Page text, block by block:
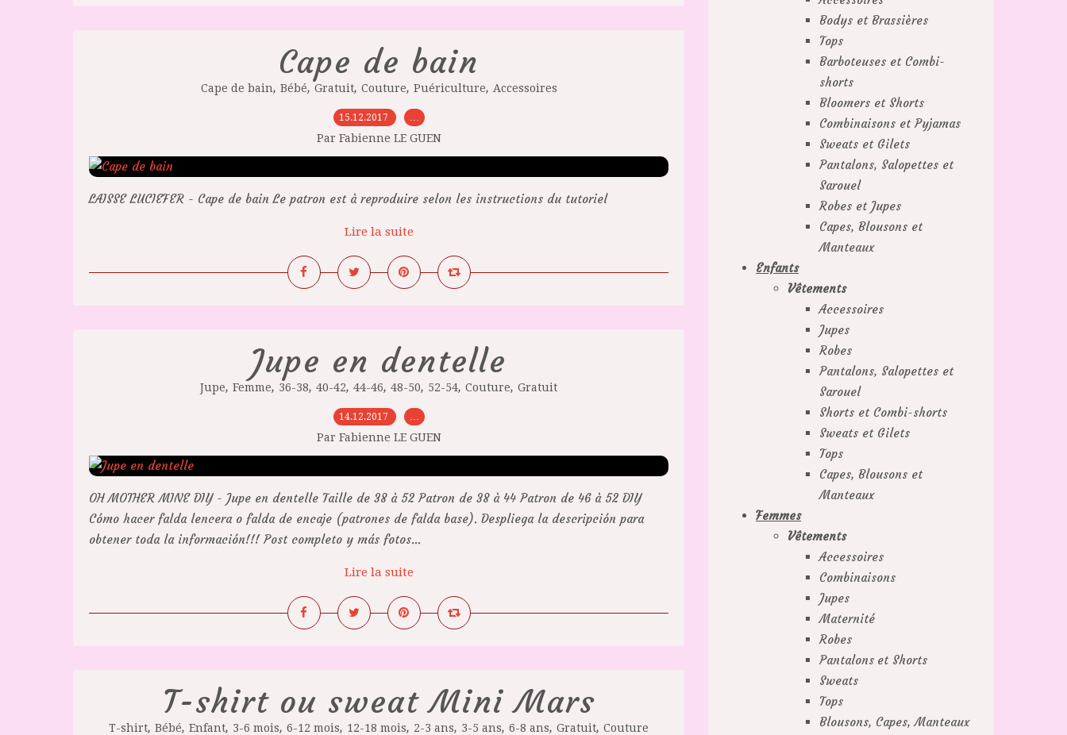
Cape de bain
Cape de bain, Bébé, Gratuit, Couture, Puériculture, Accessoires
15.12.2017 …
Par Fabienne LE GUEN
LAISSE LUCIEFER - Cape de bain Le patron est à reproduire selon les instructions du tutoriel
Lire la suite
Jupe en dentelle
Jupe, Femme, 36-38, 40-42, 44-46, 48-50, 52-54, Couture, Gratuit
14.12.2017 …
Par Fabienne LE GUEN
OH MOTHER MINE DIY - Jupe en dentelle Taille de 38 à 52 Patron de 38 à 44 Patron de 46 à 52 DIY
Cómo hacer falda lencera o falda de encaje (patrones de falda base). Despliega la descripción para
obtener toda la información!!! Post completo y más fotos...
Lire la suite
T-shirt ou sweat Mini Mars
T-shirt, Bébé, Enfant, 3-6 mois, 6-12 mois, 12-18 mois, 2-3 ans, 3-5 ans, 6-8 ans, Gratuit, Couture
Bodys et Brassières
Tops
Barboteuses et Combi-
shorts
Bloomers et Shorts
Combinaisons et Pyjamas
Sweats et Gilets
Pantalons, Salopettes et
Sarouel
Robes et Jupes
Capes, Blousons et
Manteaux
Enfants
Vêtements
Accessoires
Jupes
Robes
Pantalons, Salopettes et
Sarouel
Shorts et Combi-shorts
Sweats et Gilets
Tops
Capes, Blousons et
Manteaux
Femmes
Vêtements
Accessoires
Combinaisons
Jupes
Maternité
Robes
Pantalons et Shorts
Sweats
Tops
Blousons, Capes, Manteaux